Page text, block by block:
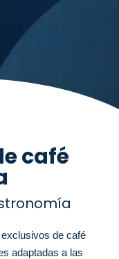
café
de café
adaptadas a las